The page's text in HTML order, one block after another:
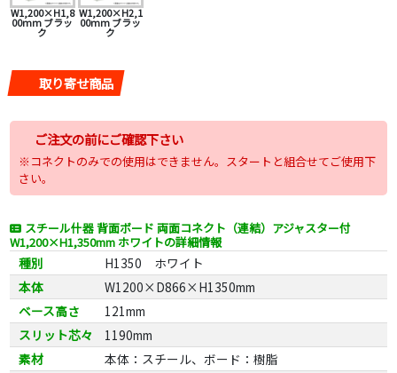
W1,200×H1,8
00mm ブラッ
ク
W1,200×H2,1
00mm ブラッ
ク
取り寄せ商品
ご注文の前にご確認下さい
※コネクトのみでの使用はできません。スタートと組合せてご使用下
さい。
スチール什器 背面ボード 両面コネクト（連結）アジャスター付
W1,200×H1,350mm ホワイトの詳細情報
種別
H1350 ホワイト
本体
W1200×D866×H1350mm
ベース高さ
121mm
スリット芯々
1190mm
素材
本体：スチール、ボード：樹脂